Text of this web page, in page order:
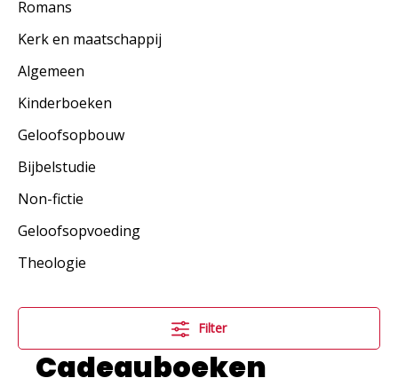
Romans
Kerk en maatschappij
Algemeen
Kinderboeken
Geloofsopbouw
Bijbelstudie
Non-fictie
Geloofsopvoeding
Theologie
Filter
Cadeauboeken